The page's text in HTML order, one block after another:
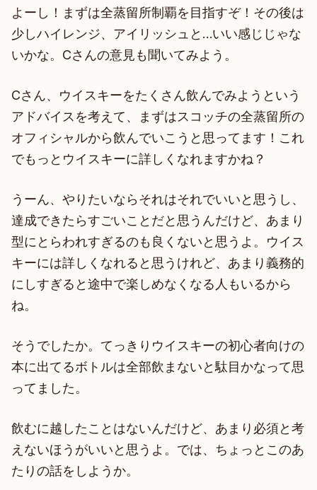
よーし！まずは全蒸留所制覇を目指すぞ！その後は
少しハイレンジ、アイリッシュと…いい感じじゃな
いかな。Cさんの意見も聞いてみよう。
Cさん、ウイスキーをたくさん飲んでみようという
アドバイスを考えて、まずはスコッチの全蒸留所の
オフィシャルから飲んでいこうと思ってます！これ
でもっとウイスキーに詳しくなれますかね？
うーん、やりたいならそれはそれでいいと思うし、
達成できたらすごいことだと思うんだけど、あまり
型にとらわれすぎるのも良くないと思うよ。ウイス
キーには詳しくなれると思うけれど、あまり義務的
にしすぎると途中で楽しめなくなる人もいるから
ね。
そうでしたか。てっきりウイスキーの初心者向けの
本に出てるボトルは全部飲まないと駄目かなって思
ってました。
飲むに越したことはないんだけど、あまり必須と考
えないほうがいいと思うよ。では、ちょっとこのあ
たりの話をしようか。